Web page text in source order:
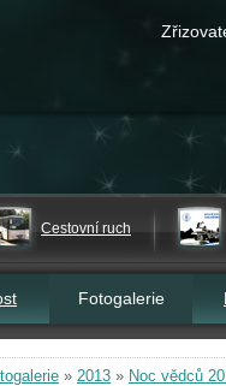
Cestovní ruch
Fotogalerie
» 2013 » Noc vědců